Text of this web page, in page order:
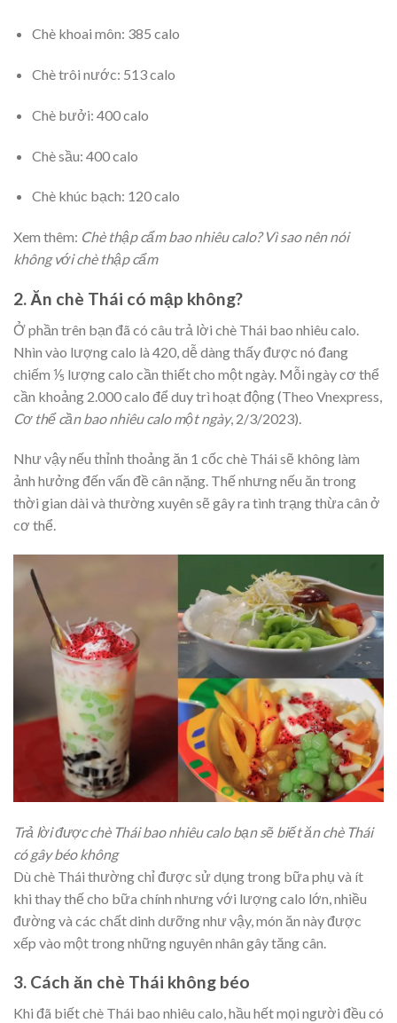
Chè khoai môn: 385 calo
Chè trôi nước: 513 calo
Chè bưởi: 400 calo
Chè sầu: 400 calo
Chè khúc bạch: 120 calo
Xem thêm: Chè thập cẩm bao nhiêu calo? Vì sao nên nói
không với chè thập cẩm
2. Ăn chè Thái có mập không?
Ở phần trên bạn đã có câu trả lời chè Thái bao nhiêu calo.
Nhìn vào lượng calo là 420, dễ dàng thấy được nó đang
chiếm ⅕ lượng calo cần thiết cho một ngày. Mỗi ngày cơ thể
cần khoảng 2.000 calo để duy trì hoạt động (Theo Vnexpress,
Cơ thể cần bao nhiêu calo một ngày, 2/3/2023).
Như vậy nếu thỉnh thoảng ăn 1 cốc chè Thái sẽ không làm
ảnh hưởng đến vấn đề cân nặng. Thế nhưng nếu ăn trong
thời gian dài và thường xuyên sẽ gây ra tình trạng thừa cân ở
cơ thể.
Trả lời được chè Thái bao nhiêu calo bạn sẽ biết ăn chè Thái
có gây béo không
Dù chè Thái thường chỉ được sử dụng trong bữa phụ và ít
khi thay thế cho bữa chính nhưng với lượng calo lớn, nhiều
đường và các chất dinh dưỡng như vậy, món ăn này được
xếp vào một trong những nguyên nhân gây tăng cân.
3. Cách ăn chè Thái không béo
Khi đã biết chè Thái bao nhiêu calo, hầu hết mọi người đều có